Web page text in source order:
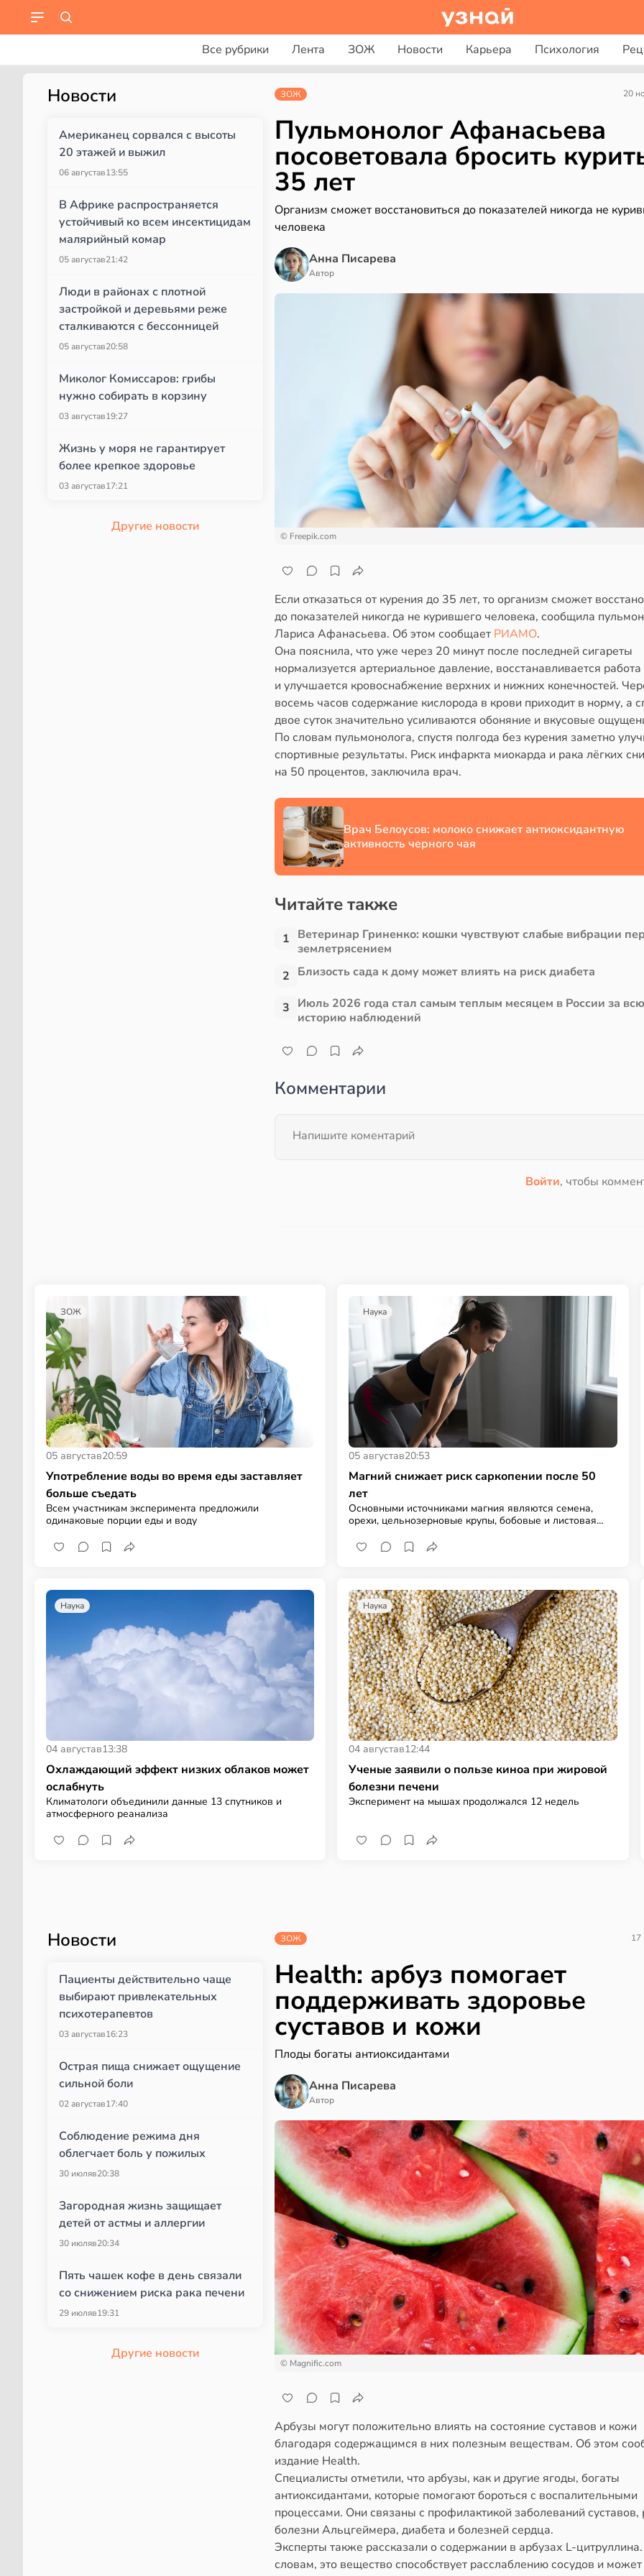
Все рубрики Лента ЗОЖ Новости Карьера Психология
Новости
Американец сорвался с высоты
20 этажей и выжил
06 августав13:55
В Африке распространяется
устойчивый ко всем инсектицидам
малярийный комар
05 августав21:42
Люди в районах с плотной
застройкой и деревьями реже
сталкиваются с бессонницей
05 августав20:58
Миколог Комиссаров: грибы
нужно собирать в корзину
03 августав19:27
Жизнь у моря не гарантирует
более крепкое здоровье
03 августав17:21
Другие новости
ЗОЖ 20
Пульмонолог Афанасьева
посоветовала бросить
35 лет
Организм сможет восстановиться до показателей никогда не
человека
Анна Писарева
Автор
© Freepik.com
Если отказаться от курения до 35 лет, то организм сможет
до показателей никогда не курившего человека, сообщила
Лариса Афанасьева. Об этом сообщает РИАМО.
Она пояснила, что уже через 20 минут после последней сигареты
нормализуется артериальное давление, восстанавливается
и улучшается кровоснабжение верхних и нижних конечностей.
восемь часов содержание кислорода в крови приходит в норму, а
двое суток значительно усиливаются обоняние и вкусовые
По словам пульмонолога, спустя полгода без курения заметно
спортивные результаты. Риск инфаркта миокарда и рака лёгких
на 50 процентов, заключила врач.
Врач Белоусов: молоко снижает антиоксидантную
активность черного чая
Читайте также
1 Ветеринар Гриненко: кошки чувствуют слабые вибрации
землетрясением
2 Близость сада к дому может влиять на риск диабета
3 Июль 2026 года стал самым теплым месяцем в России за всю
историю наблюдений
Комментарии
Войти, чтобы
ЗОЖ
05 августав20:59
Употребление воды во время еды заставляет
больше съедать
Всем участникам эксперимента предложили
одинаковые порции еды и воду
Наука
05 августав20:53
Магний снижает риск саркопении после 50
лет
Основными источниками магния являются семена,
орехи, цельнозерновые крупы, бобовые и листовая
Наука
04 августав13:38
Охлаждающий эффект низких облаков может
ослабнуть
Климатологи объединили данные 13 спутников и
атмосферного реанализа
Наука
04 августав12:44
Ученые заявили о пользе киноа при жировой
болезни печени
Эксперимент на мышах продолжался 12 недель
Новости
Пациенты действительно чаще
выбирают привлекательных
психотерапевтов
03 августав16:23
Острая пища снижает ощущение
сильной боли
02 августав17:40
Соблюдение режима дня
облегчает боль у пожилых
30 июляв20:38
Загородная жизнь защищает
детей от астмы и аллергии
30 июляв20:34
Пять чашек кофе в день связали
со снижением риска рака печени
29 июляв19:31
Другие новости
ЗОЖ 17
Health: арбуз помогает
поддерживать здоровье
суставов и кожи
Плоды богаты антиоксидантами
Анна Писарева
Автор
© Magnific.com
Арбузы могут положительно влиять на состояние суставов и кожи
благодаря содержащимся в них полезным веществам. Об этом
издание Health.
Специалисты отметили, что арбузы, как и другие ягоды, богаты
антиоксидантами, которые помогают бороться с воспалительными
процессами. Они связаны с профилактикой заболеваний суставов,
болезни Альцгеймера, диабета и болезней сердца.
Эксперты также рассказали о содержании в арбузах L-
словам, это вещество способствует расслаблению сосудов и может